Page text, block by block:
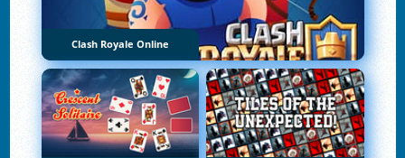
Clash Royale Online